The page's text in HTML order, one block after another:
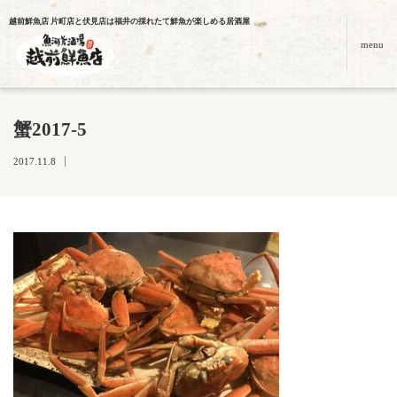
越前鮮魚店 片町店と伏見店は福井の採れたて鮮魚が楽しめる居酒屋
menu
蟹2017-5
2017.11.8